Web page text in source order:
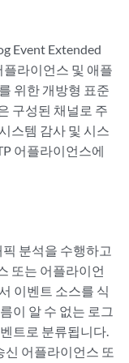
Event Extended
라이언스 및 애플
위한 개방형 표준
구성된 채널로 주
스템 감사 및 시스
어플라이언스에
분석을 수행하고
또는 어플라이언
이벤트 소스를 식
이 알 수 없는 로그
트로 분류됩니다.
신 어플라이언스 또